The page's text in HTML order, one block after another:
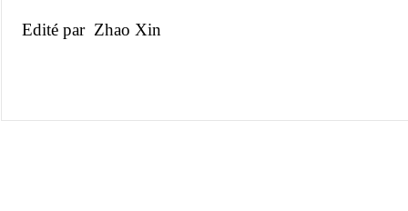
Edité par Zhao Xin